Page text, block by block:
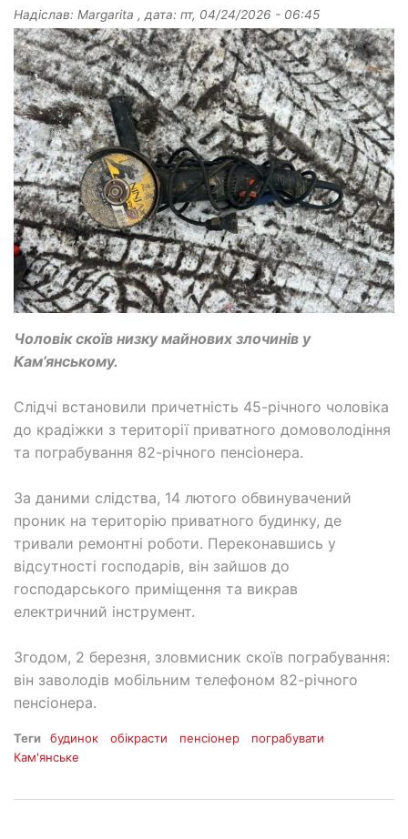
Надіслав: Margarita , дата: пт, 04/24/2026 - 06:45
Чоловік скоїв низку майнових злочинів у
Кам’янському.
Слідчі встановили причетність 45-річного чоловіка
до крадіжки з території приватного домоволодіння
та пограбування 82-річного пенсіонера.
За даними слідства, 14 лютого обвинувачений
проник на територію приватного будинку, де
тривали ремонтні роботи. Переконавшись у
відсутності господарів, він зайшов до
господарського приміщення та викрав
електричний інструмент.
Згодом, 2 березня, зловмисник скоїв пограбування:
він заволодів мобільним телефоном 82-річного
пенсіонера.
Теги будинок обікрасти пенсіонер
пограбувати
Кам'янське